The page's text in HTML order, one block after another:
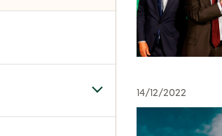
Alternar submenu de
14/12/2022